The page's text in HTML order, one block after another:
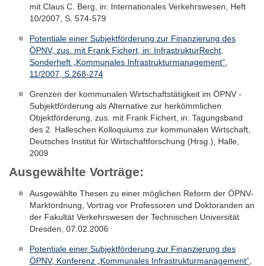
mit Claus C. Berg, in: Internationales Verkehrswesen, Heft
10/2007, S. 574-579
Potentiale einer Subjektförderung zur Finanzierung des
ÖPNV, zus. mit Frank Fichert, in: InfrastrukturRecht,
Sonderheft „Kommunales Infrastrukturmanagement“,
11/2007, S.268-274
Grenzen der kommunalen Wirtschaftstätigkeit im ÖPNV -
Subjektförderung als Alternative zur herkömmlichen
Objektförderung, zus. mit Frank Fichert, in: Tagungsband
des 2. Halleschen Kolloquiums zur kommunalen Wirtschaft,
Deutsches Institut für Wirtschaftforschung (Hrsg.), Halle,
2009
Ausgewählte Vorträge:
Ausgewählte Thesen zu einer möglichen Reform der ÖPNV-
Marktordnung, Vortrag vor Professoren und Doktoranden an
der Fakultät Verkehrswesen der Technischen Universität
Dresden, 07.02.2006
Potentiale einer Subjektförderung zur Finanzierung des
ÖPNV, Konferenz „Kommunales Infrastrukturmanagement“,